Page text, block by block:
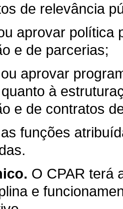
de relevância
aprovar política
e de parcerias;
aprovar
à
e de contratos
funções
O CPAR terá
e